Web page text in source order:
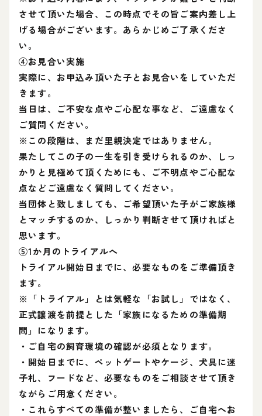
させて頂いた場合、この時点でその旨ご案内差し上
げる場合がございます。あらかじめご了承くださ
い。
④お見合い実施
実際に、お申込み頂いた子とお見合いをしていただ
きます。
当日は、ご不安な点やご心配な事など、ご遠慮なく
ご質問ください。
※この段階は、まだ里親決定ではありません。
果たしてこの子の一生を引き受けられるのか、しっ
かりと見極めて頂くためにも、ご不明点やご心配な
点などご遠慮なく質問してください。
当団体と致しましても、ご希望頂いた子がご家族様
とマッチするのか、しっかり判断させて頂ければと
思います。
⑤1か月のトライアルへ
トライアル開始日までに、必要なものをご準備頂き
ます。
※「トライアル」とは気軽な「お試し」ではなく、
正式譲渡を前提とした「家族になるための準備期
間」になります。
・ご自宅の飼育環境の確認が必須となります。
・開始日までに、ペットゲートやケージ、犬具に迷
子札、フードなど、必要なものをご相談させて頂き
ながらご用意ください。
・これらすべての準備が整いましたら、ご自宅へお